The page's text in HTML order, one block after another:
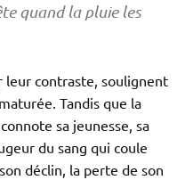
quand la pluie les
leur contraste, soulignent
Tandis que la
sa jeunesse, sa
du sang qui coule
déclin, la perte de son